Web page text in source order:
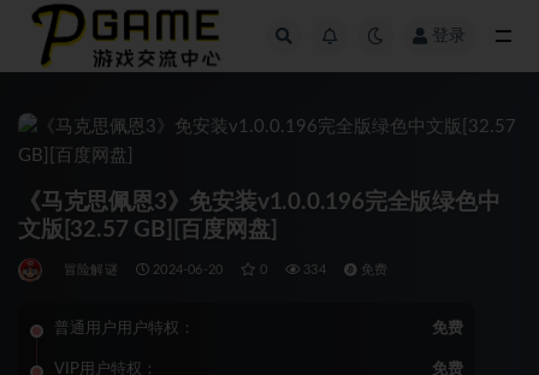
登录
《马克思佩恩3》免安装v1.0.0.196完全版绿色中
文版[32.57 GB][百度网盘]
冒险解谜 2024-06-20 0 334 免费
普通用户用户特权： 免费
VIP用户特权： 免费
全部